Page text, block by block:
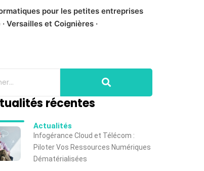
pour les petites entreprises
Versailles et Coignières ·
récentes
Actualités
Infogérance Cloud et Télécom :
Piloter Vos Ressources Numériques
Dématérialisées